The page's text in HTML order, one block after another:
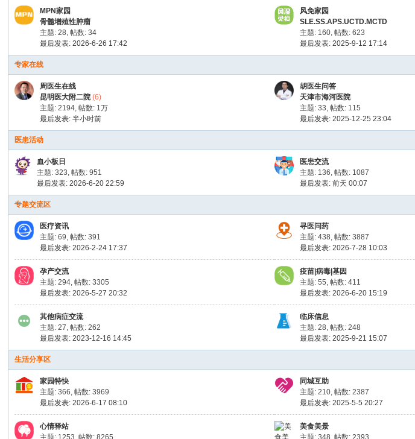
MPN家园
骨髓增殖性肿瘤
主题: 28,帖数: 34
最后发表: 2026-6-26 17:42
风免家园
SLE.SS.APS.UCTD.MCTD
主题: 160,帖数: 623
最后发表: 2025-9-12 17:14
专家在线
周医生在线
昆明医大附二院 (6)
主题: 2194,帖数: 1万
最后发表:半小时前
胡医生问答
天津市海河医院
主题: 33,帖数: 115
最后发表: 2025-12-25 23:04
医患活动
血小板日
主题: 323,帖数: 951
最后发表: 2026-6-20 22:59
医患交流
主题: 136,帖数: 1087
最后发表:前天 00:07
专题交流区
医疗资讯
主题: 69,帖数: 391
最后发表: 2026-2-24 17:37
寻医问药
主题: 438,帖数: 3887
最后发表: 2026-7-28 10:03
孕产交流
主题: 294,帖数: 3305
最后发表: 2026-5-27 20:32
疫苗|病毒|基因
主题: 55,帖数: 411
最后发表: 2026-6-20 15:19
其他病症交流
主题: 27,帖数: 262
最后发表: 2023-12-16 14:45
临床信息
主题: 28,帖数: 248
最后发表: 2025-9-21 15:07
生活分享区
家园特快
主题: 366,帖数: 3969
最后发表: 2026-6-17 08:10
同城互助
主题: 210,帖数: 2387
最后发表: 2025-5-5 20:27
心情驿站
主题: 1253 ,帖数: 8265
美食美景
主题: 348 ,帖数: 2393